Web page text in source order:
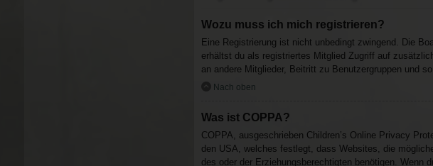
Wozu muss ich mich registrieren?
Eine Registrierung ist nicht unbedingt zwingend. Die
erhältst du als registriertes Mitglied Zugriff auf
an andere Mitglieder, Beitritt zu Benutzergruppen und
Nach oben
Was ist COPPA?
COPPA, ausgeschrieben Children’s Online Privacy
den USA, welches festlegt, dass Websites, die
des oder der Erziehungsberechtigten benötigen.